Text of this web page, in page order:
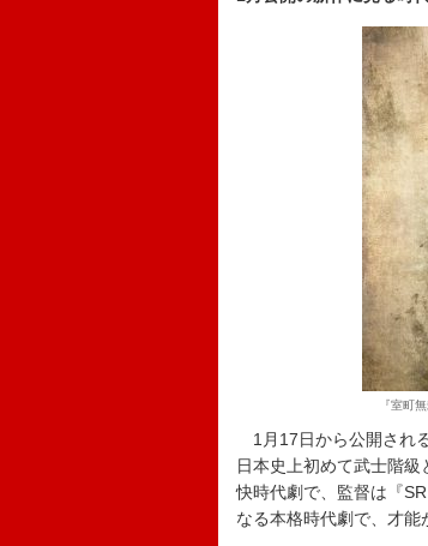
『室町
1月17日から公開され
日本史上初めて武士階
快時代劇で、監督は『
なる本格時代劇で、才能